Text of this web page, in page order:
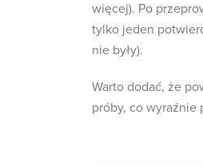
więcej). Po
tylko jeden
nie były).
Warto dodać, że
próby, co wyraźnie